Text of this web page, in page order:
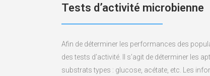
Tests d’activité microbienne
Afin de déterminer les performances des
des tests d’activité. Il s’agit de déterminer les
substrats types : glucose, acétate, etc. Les